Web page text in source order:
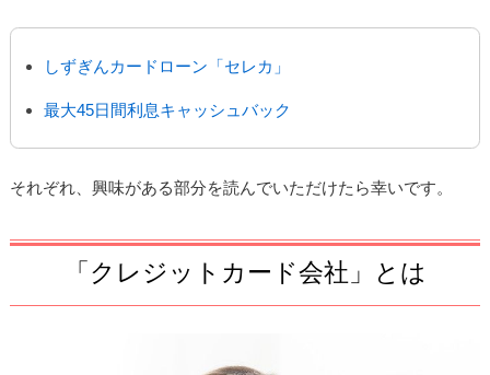
しずぎんカードローン「セレカ」
最大45日間利息キャッシュバック
それぞれ、興味がある部分を読んでいただけたら幸いです。
「クレジットカード会社」とは